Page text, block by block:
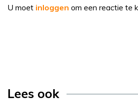
U moet inloggen om een reactie te
Lees ook